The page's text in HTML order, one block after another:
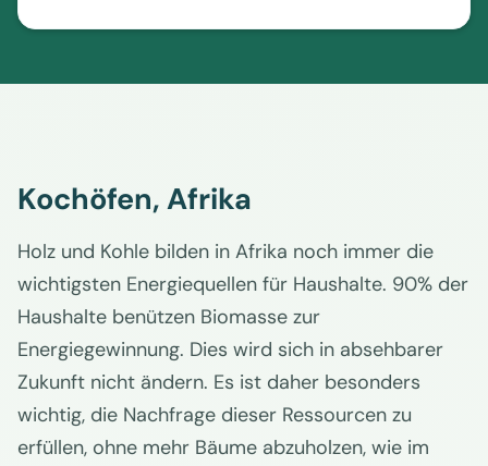
Kochöfen, Afrika
Holz und Kohle bilden in Afrika noch immer die
wichtigsten Energiequellen für Haushalte. 90% der
Haushalte benützen Biomasse zur
Energiegewinnung. Dies wird sich in absehbarer
Zukunft nicht ändern. Es ist daher besonders
wichtig, die Nachfrage dieser Ressourcen zu
erfüllen, ohne mehr Bäume abzuholzen, wie im